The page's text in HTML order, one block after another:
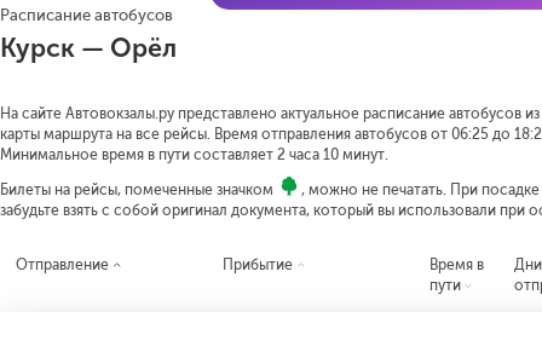
Расписание автобусов
Курск — Орёл
На сайте Автовокзалы.ру представлено актуальное расписание автобусов
карты маршрута на все рейсы. Время отправления автобусов от 06:25 до
Минимальное время в пути составляет 2 часа 10 минут.
Билеты на рейсы, помеченные значком
, можно не печатать. При
забудьте взять с собой оригинал документа, который вы использовали при
Отправление Прибытие
Время в
пути
Дни